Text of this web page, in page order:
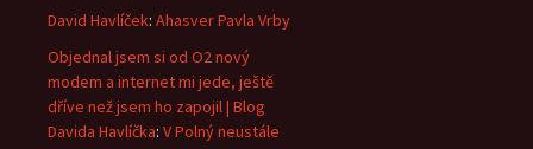
David Havlíček: Ahasver Pavla Vrby
Objednal jsem si od O2 nový
modem a internet mi jede, ještě
dříve než jsem ho zapojil | Blog
Davida Havlíčka: V Polný neustále